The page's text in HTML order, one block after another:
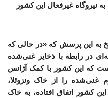
نیروگاه غیرفعال این کشور
به این پرسش که «در حالی که
در رابطه با ذخایر غنی‌شده
که این کشور با کمک آژانس
غنی‌شده را از خاک ونزوئلا،
کشور اتفاق افتاده، به خاک